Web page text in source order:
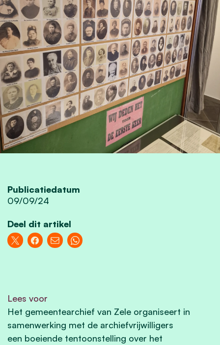
Publicatiedatum
09/09/24
Deel dit artikel
Lees voor
Het gemeentearchief van Zele organiseert in
samenwerking met de archiefvrijwilligers
een boeiende tentoonstelling over het